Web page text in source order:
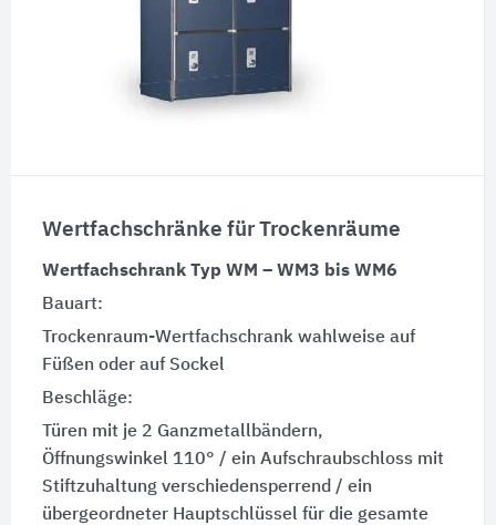
Wertfachschränke für Trockenräume
Wertfachschrank Typ WM – WM3 bis WM6
Bauart:
Trockenraum-Wertfachschrank wahlweise auf
Füßen oder auf Sockel
Beschläge:
Türen mit je 2 Ganzmetallbändern,
Öffnungswinkel 110° / ein Aufschraubschloss mit
Stiftzuhaltung verschiedensperrend / ein
übergeordneter Hauptschlüssel für die gesamte